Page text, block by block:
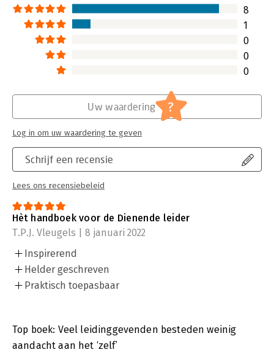
prestatiepsychologie.
Lees verder
8
1
0
0
0
Schrijf een recensie
Lees ons recensiebeleid
Uw waardering ?
Log in om uw waardering te geven
Hèt handboek voor de Dienende leider
T.P.J. Vleugels | 8 januari 2022
Inspirerend
Helder geschreven
Praktisch toepasbaar
Top boek: Veel leidinggevenden besteden weinig
aandacht aan het ‘zelf’